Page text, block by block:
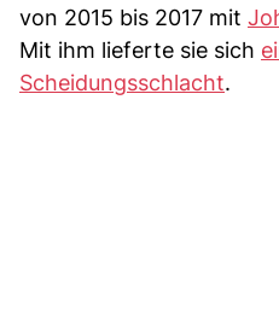
von 2015 bis 2017 mit
Mit ihm lieferte sie sich
Scheidungsschlacht.